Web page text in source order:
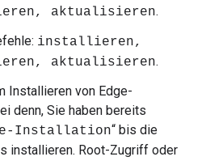
aktualisieren.
installieren,
aktualisieren.
Installieren von Edge-
denn, Sie haben bereits
Installation“ bis die
installieren. Root-Zugriff oder